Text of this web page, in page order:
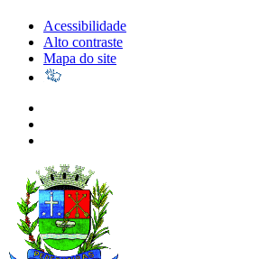
Acessibilidade
Alto contraste
Mapa do site